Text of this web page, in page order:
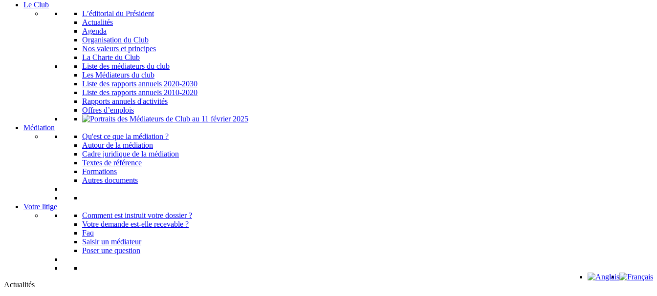
Le Club
L’éditorial du Président
Actualités
Agenda
Organisation du Club
Nos valeurs et principes
La Charte du Club
Liste des médiateurs du club
Les Médiateurs du club
Liste des rapports annuels 2020-2030
Liste des rapports annuels 2010-2020
Rapports annuels d'activités
Offres d’emplois
Médiation
Qu'est ce que la médiation ?
Autour de la médiation
Cadre juridique de la médiation
Textes de référence
Formations
Autres documents
Votre litige
Comment est instruit votre dossier ?
Votre demande est-elle recevable ?
Faq
Saisir un médiateur
Poser une question
Actualités